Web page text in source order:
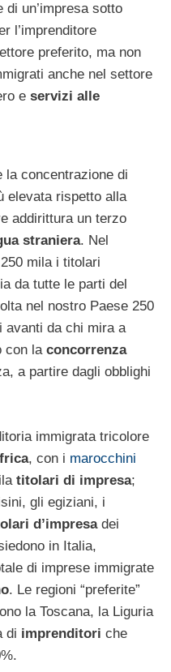
un’impresa sotto
l’imprenditore
preferito, ma non
anche nel settore
e servizi alle
la concentrazione di
elevata rispetto alla
addirittura un terzo
straniera. Nel
mila i titolari
da tutte le parti del
nel nostro Paese 250
avanti da chi mira a
con laconcorrenza
a partire dagli obblighi
immigrata tricolore
, con i marocchini
titolari di impresa;
gli egiziani, i
d’impresadei
in Italia,
di imprese immigrate
. Le regioni “preferite”
la Toscana, la Liguria
di imprenditori che